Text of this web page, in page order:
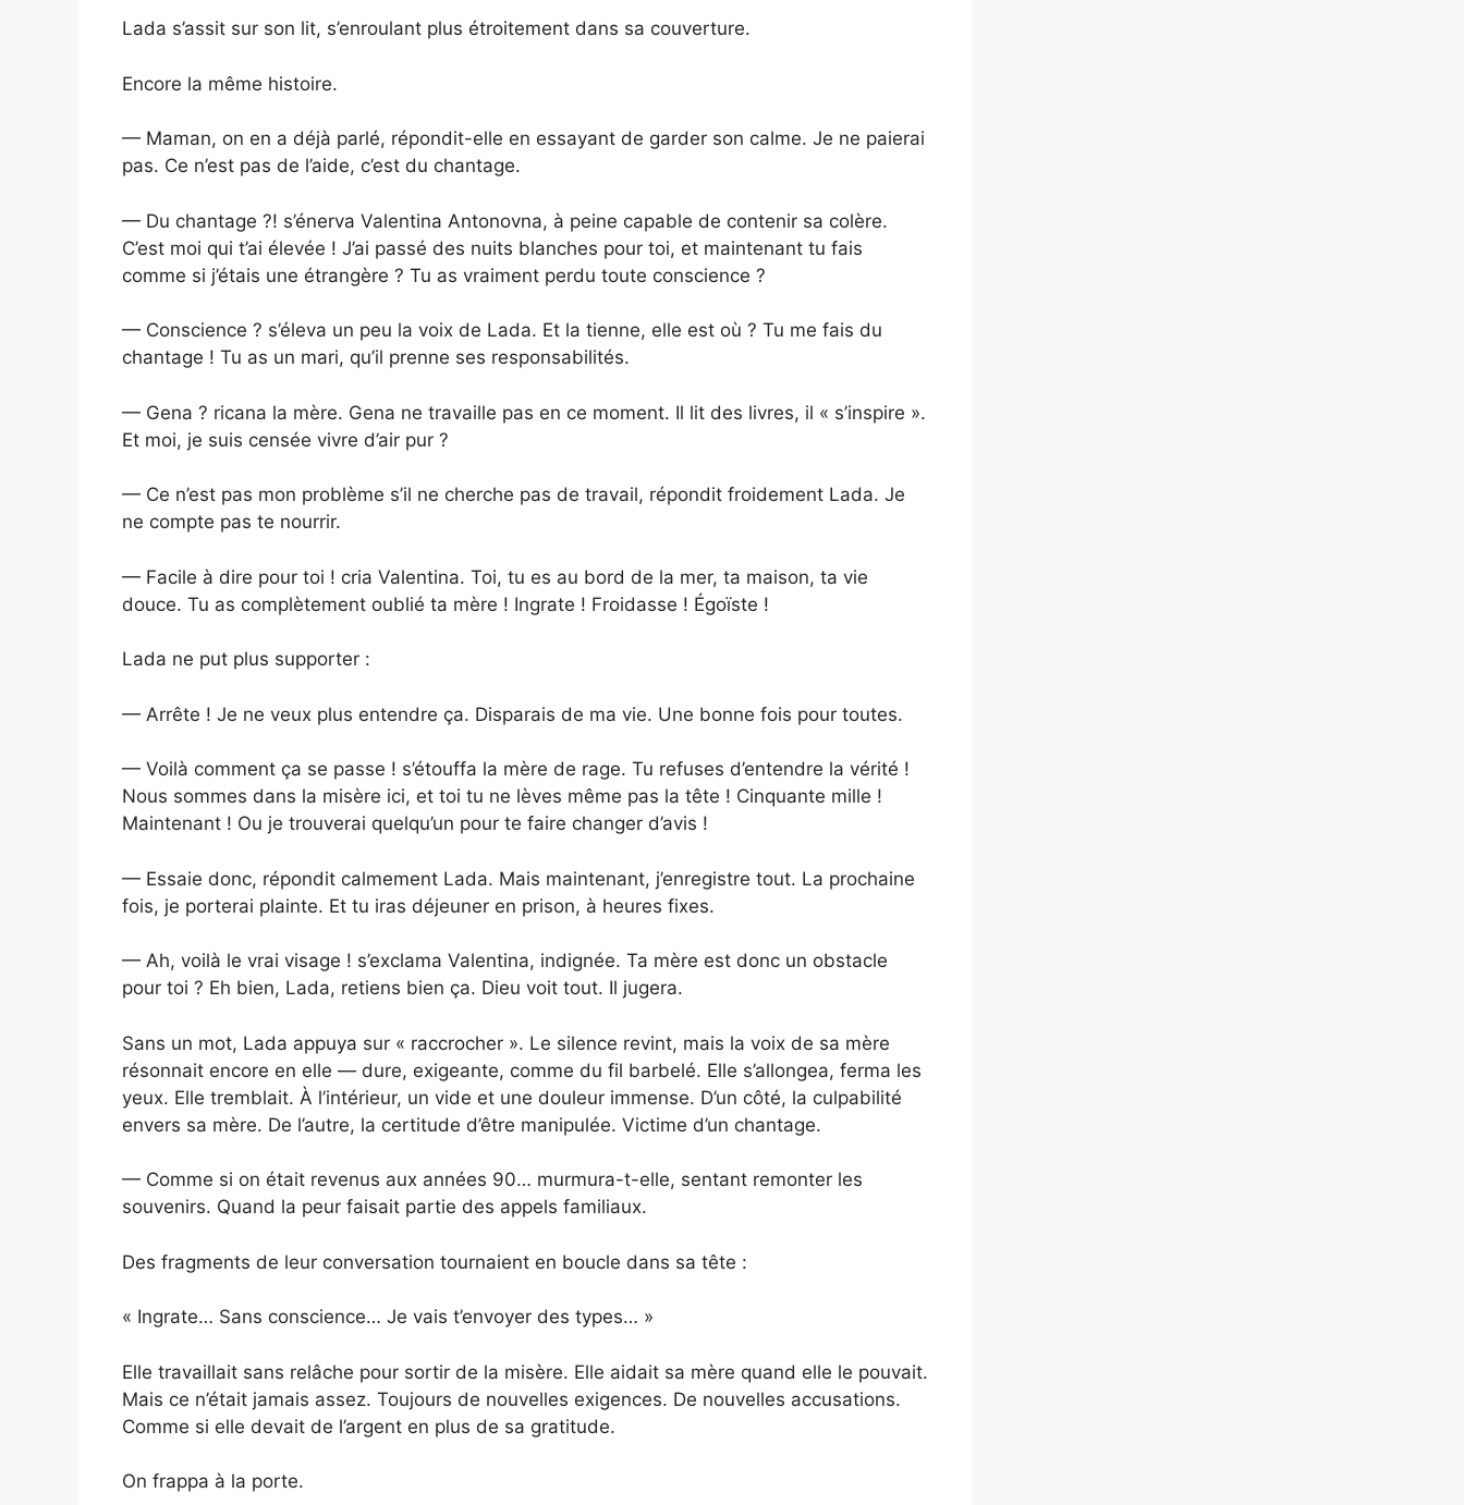
Lada s’assit sur son lit, s’enroulant plus étroitement dans sa couverture.
Encore la même histoire.
— Maman, on en a déjà parlé, répondit-elle en essayant de garder son calme. Je ne paierai
pas. Ce n’est pas de l’aide, c’est du chantage.
— Du chantage ?! s’énerva Valentina Antonovna, à peine capable de contenir sa colère.
C’est moi qui t’ai élevée ! J’ai passé des nuits blanches pour toi, et maintenant tu fais
comme si j’étais une étrangère ? Tu as vraiment perdu toute conscience ?
— Conscience ? s’éleva un peu la voix de Lada. Et la tienne, elle est où ? Tu me fais du
chantage ! Tu as un mari, qu’il prenne ses responsabilités.
— Gena ? ricana la mère. Gena ne travaille pas en ce moment. Il lit des livres, il « s’inspire ».
Et moi, je suis censée vivre d’air pur ?
— Ce n’est pas mon problème s’il ne cherche pas de travail, répondit froidement Lada. Je
ne compte pas te nourrir.
— Facile à dire pour toi ! cria Valentina. Toi, tu es au bord de la mer, ta maison, ta vie
douce. Tu as complètement oublié ta mère ! Ingrate ! Froidasse ! Égoïste !
Lada ne put plus supporter :
— Arrête ! Je ne veux plus entendre ça. Disparais de ma vie. Une bonne fois pour toutes.
— Voilà comment ça se passe ! s’étouffa la mère de rage. Tu refuses d’entendre la vérité !
Nous sommes dans la misère ici, et toi tu ne lèves même pas la tête ! Cinquante mille !
Maintenant ! Ou je trouverai quelqu’un pour te faire changer d’avis !
— Essaie donc, répondit calmement Lada. Mais maintenant, j’enregistre tout. La prochaine
fois, je porterai plainte. Et tu iras déjeuner en prison, à heures fixes.
— Ah, voilà le vrai visage ! s’exclama Valentina, indignée. Ta mère est donc un obstacle
pour toi ? Eh bien, Lada, retiens bien ça. Dieu voit tout. Il jugera.
Sans un mot, Lada appuya sur « raccrocher ». Le silence revint, mais la voix de sa mère
résonnait encore en elle — dure, exigeante, comme du fil barbelé. Elle s’allongea, ferma les
yeux. Elle tremblait. À l’intérieur, un vide et une douleur immense. D’un côté, la culpabilité
envers sa mère. De l’autre, la certitude d’être manipulée. Victime d’un chantage.
— Comme si on était revenus aux années 90… murmura-t-elle, sentant remonter les
souvenirs. Quand la peur faisait partie des appels familiaux.
Des fragments de leur conversation tournaient en boucle dans sa tête :
« Ingrate… Sans conscience… Je vais t’envoyer des types… »
Elle travaillait sans relâche pour sortir de la misère. Elle aidait sa mère quand elle le pouvait.
Mais ce n’était jamais assez. Toujours de nouvelles exigences. De nouvelles accusations.
Comme si elle devait de l’argent en plus de sa gratitude.
On frappa à la porte.